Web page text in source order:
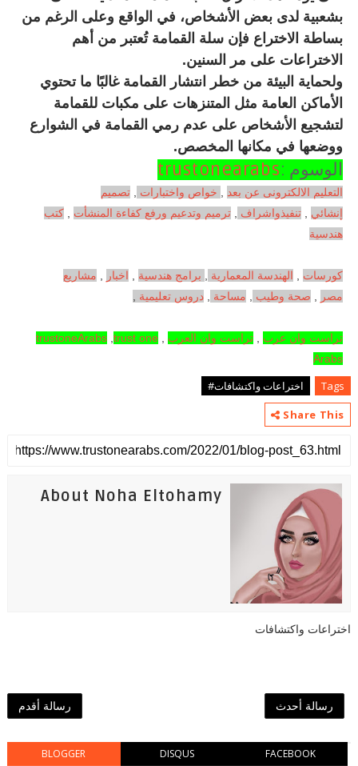
بشعبية لدى بعض الأشخاص، في الواقع وعلى الرغم من
بساطة الاختراع فإن سلة القمامة تُعتبر من أهم
الاختراعات على مر السنين.
ولحماية البيئة من خطر انتشار القمامة غالبًا ما تحتوي
الأماكن العامة مثل المتنزهات على مكبات للقمامة
لتشجيع الأشخاص على عدم رمي القمامة في الشوارع
ووضعها في مكانها المخصص.
الوسوم :trustonearabs
التعليم الالكترونى عن بعد خواص واختبارات
تصميم
إنشائي
تنفيذواشراف ترميم وتدعيم ورفع كفاءة المنشأت
كتب
هندسية
كورسات الهندسة المعمارية برامج هندسية اخبار
مشاريع
مصر
صحة وطيب مساحة دروس تعليمية
تراست وان عرب تراست وان العرب trustoneArabs ,trust one
Arabs
Tags
اختراعات واكتشافات#
Share This
About Noha Eltohamy
اختراعات واكتشافات
رسالة أحدث رسالة أقدم
BLOGGER DISQUS FACEBOOK